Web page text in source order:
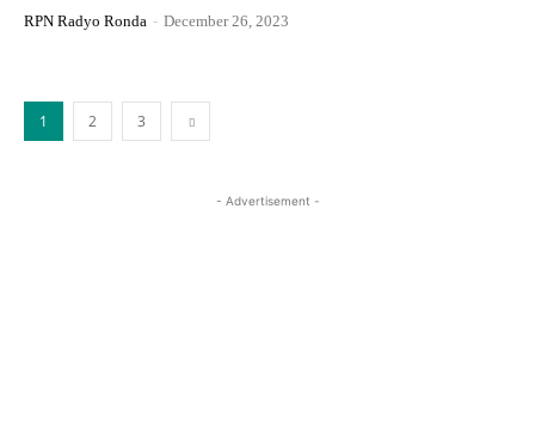
RPN Radyo Ronda - December 26, 2023
1 2 3
- Advertisement -